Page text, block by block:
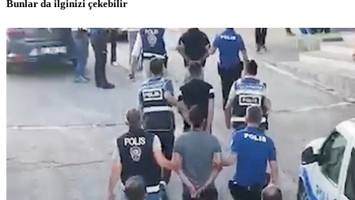
Bunlar da ilginizi çekebilir